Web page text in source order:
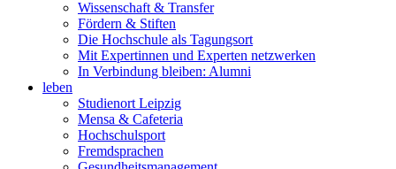
Wissenschaft & Transfer
Fördern & Stiften
Die Hochschule als Tagungsort
Mit Expertinnen und Experten netzwerken
In Verbindung bleiben: Alumni
leben
Studienort Leipzig
Mensa & Cafeteria
Hochschulsport
Fremdsprachen